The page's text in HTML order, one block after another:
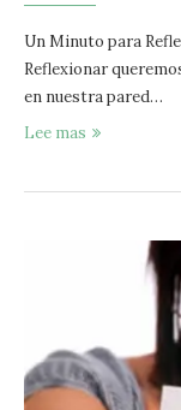
Un Minuto para
Reflexionar
en nuestra pared…
Lee mas